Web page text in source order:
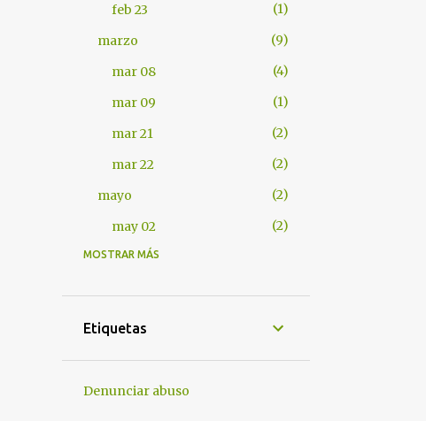
feb 23
1
marzo
9
mar 08
4
mar 09
1
mar 21
2
mar 22
2
mayo
2
may 02
2
2012
abr 17
MOSTRAR MÁS
Etiquetas
Denunciar abuso